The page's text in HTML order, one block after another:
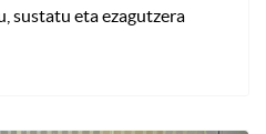
sustatu eta ezagutzera